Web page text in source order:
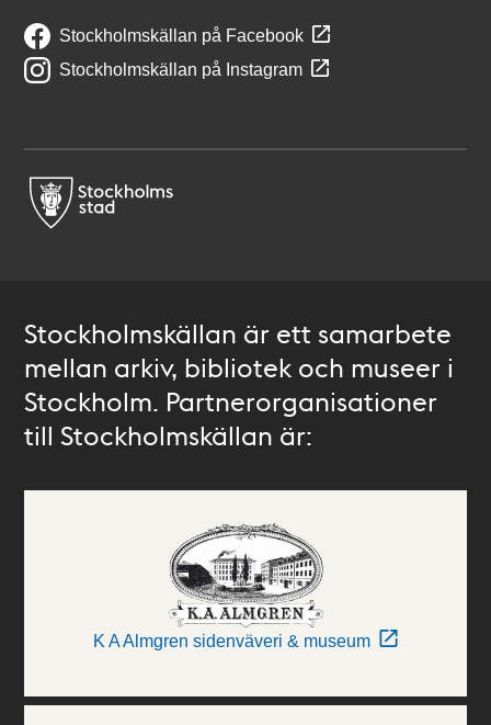
Stockholmskällan på Facebook
Stockholmskällan på Instagram
Stockholmskällan är ett samarbete
mellan arkiv, bibliotek och museer i
Stockholm. Partnerorganisationer
till Stockholmskällan är:
K A Almgren sidenväveri & museum